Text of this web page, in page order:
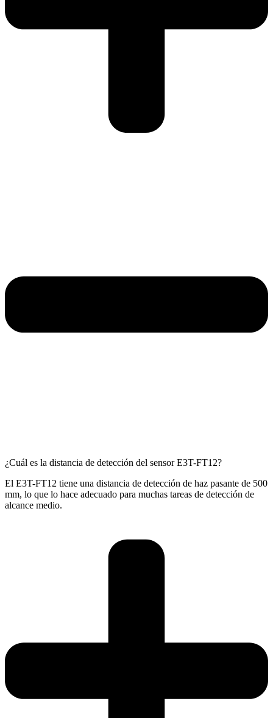
¿Cuál es la distancia de detección del sensor E3T-FT12?
El E3T-FT12 tiene una distancia de detección de haz pasante de 500
mm, lo que lo hace adecuado para muchas tareas de detección de
alcance medio.